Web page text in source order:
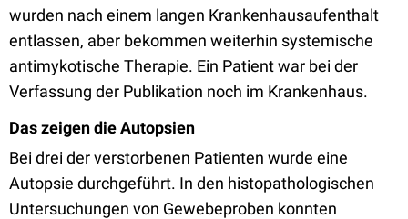
wurden nach einem langen Krankenhausaufenthalt
entlassen, aber bekommen weiterhin systemische
antimykotische Therapie. Ein Patient war bei der
Verfassung der Publikation noch im Krankenhaus.
Das zeigen die Autopsien
Bei drei der verstorbenen Patienten wurde eine
Autopsie durchgeführt. In den histopathologischen
Untersuchungen von Gewebeproben konnten